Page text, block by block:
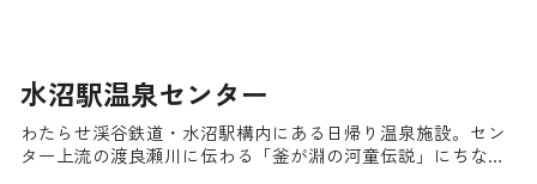
水沼駅温泉センター
わたらせ渓谷鉄道・水沼駅構内にある日帰り温泉施設。セン
ター上流の渡良瀬川に伝わる「釜が淵の河童伝説」にちなん